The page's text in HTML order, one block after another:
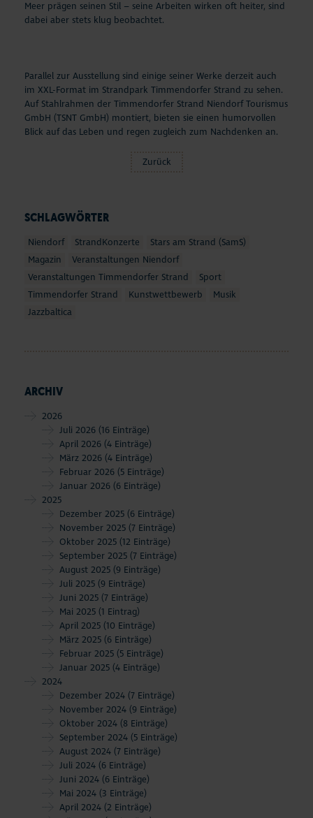
SCHLAGWÖRTER
Niendorf StrandKonzerte
Stars am Strand (SamS)
Magazin
Veranstaltungen Niendorf
Veranstaltungen Timmendorfer Strand
Sport
Timmendorfer Strand
Kunstwettbewerb
Musik
Jazzbaltica
ARCHIV
2026
Juli 2026 (16 Einträge)
April 2026 (4 Einträge)
März 2026 (4 Einträge)
Februar 2026 (5 Einträge)
Januar 2026 (6 Einträge)
2025
Dezember 2025 (6 Einträge)
November 2025 (7 Einträge)
Oktober 2025 (12 Einträge)
September 2025 (7 Einträge)
August 2025 (9 Einträge)
Juli 2025 (9 Einträge)
Juni 2025 (7 Einträge)
Mai 2025 (1 Eintrag)
April 2025 (10 Einträge)
März 2025 (6 Einträge)
Februar 2025 (5 Einträge)
Januar 2025 (4 Einträge)
2024
Dezember 2024 (7 Einträge)
November 2024 (9 Einträge)
Oktober 2024 (8 Einträge)
September 2024 (5 Einträge)
August 2024 (7 Einträge)
Juli 2024 (6 Einträge)
Juni 2024 (6 Einträge)
Mai 2024 (3 Einträge)
April 2024 (2 Einträge)
Meer prägen seinen Stil – seine Arbeiten wirken oft heiter, sind
dabei aber stets klug beobachtet.
Parallel zur Ausstellung sind einige seiner Werke derzeit auch
im XXL-Format im Strandpark Timmendorfer Strand zu sehen.
Auf Stahlrahmen der Timmendorfer Strand Niendorf Tourismus
GmbH (TSNT GmbH) montiert, bieten sie einen humorvollen
Blick auf das Leben und regen zugleich zum Nachdenken an.
Zurück